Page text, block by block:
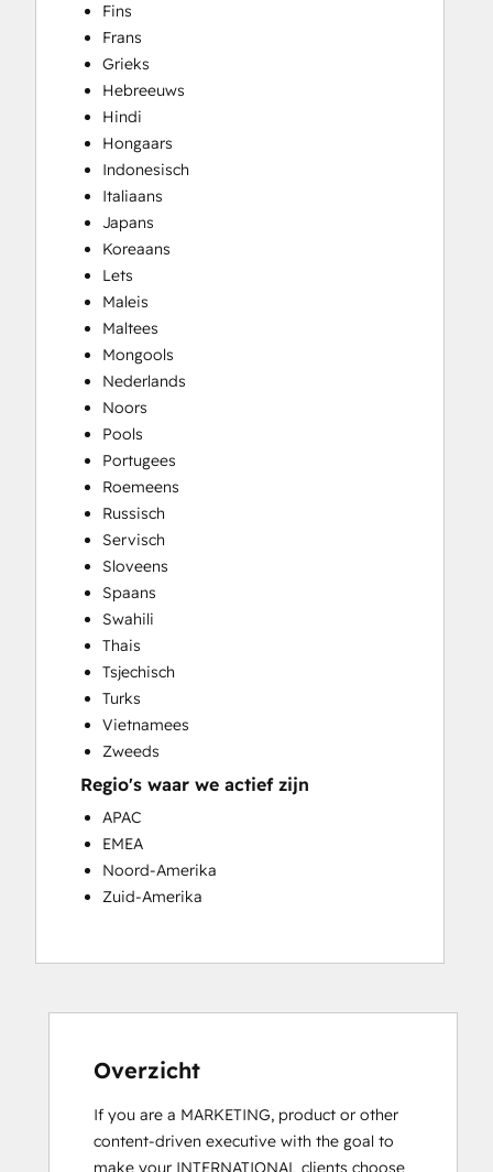
Fins
Frans
Grieks
Hebreeuws
Hindi
Hongaars
Indonesisch
Italiaans
Japans
Koreaans
Lets
Maleis
Maltees
Mongools
Nederlands
Noors
Pools
Portugees
Roemeens
Russisch
Servisch
Sloveens
Spaans
Swahili
Thais
Tsjechisch
Turks
Vietnamees
Zweeds
Regio's waar we actief zijn
APAC
EMEA
Noord-Amerika
Zuid-Amerika
Overzicht
If you are a MARKETING, product or other
content-driven executive with the goal to
make your INTERNATIONAL clients choose